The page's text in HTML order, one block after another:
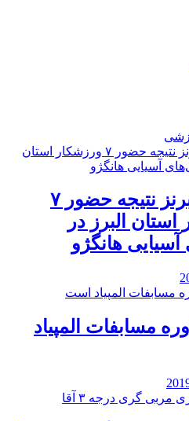
۲ مدال برنز نتیجه حضور ۷
البرز در
آسیایی هانگژو
مسابفات المپیاد